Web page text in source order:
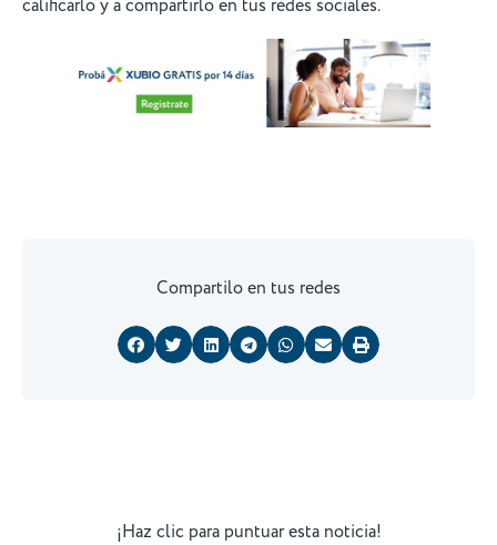
calificarlo y a compartirlo en tus redes sociales.
Compartilo en tus redes
¡Haz clic para puntuar esta noticia!